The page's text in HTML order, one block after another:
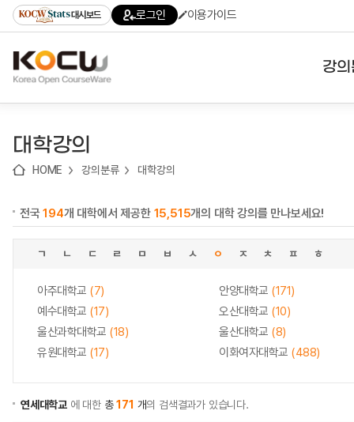
기
기
기
content)
가
대시보드 로그인 이용가이드
강
대학강의
HOME 강의분류 대학강의
전국194개 대학에서 제공한 15,515개의 대학 강의를 만나보세요!
ㄱ ㄴ ㄷ ㄹ ㅁ ㅂ ㅅ ㅇ ㅈ ㅊ ㅍ ㅎ
아주대학교 (7) 안양대학교 (171)
예수대학교 (17) 오산대학교 (10)
울산과학대학교 (18) 울산대학교 (8)
유원대학교 (17) 이화여자대학교 (488)
연세대학교 에 대한 총171 개의 검색결과가 있습니다.